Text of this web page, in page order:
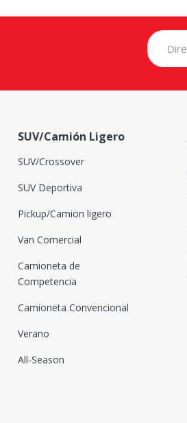
SUV/Camión Ligero
SUV/Crossover
SUV Deportiva
Pickup/Camion ligero
Van Comercial
Camioneta de
Competencia
Camioneta Convencional
Verano
All-Season